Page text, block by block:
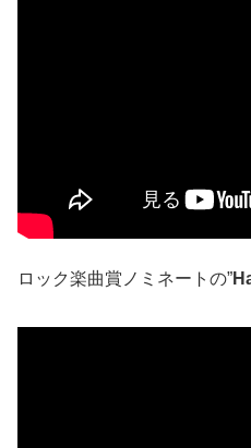
ロック楽曲賞ノミネートの”